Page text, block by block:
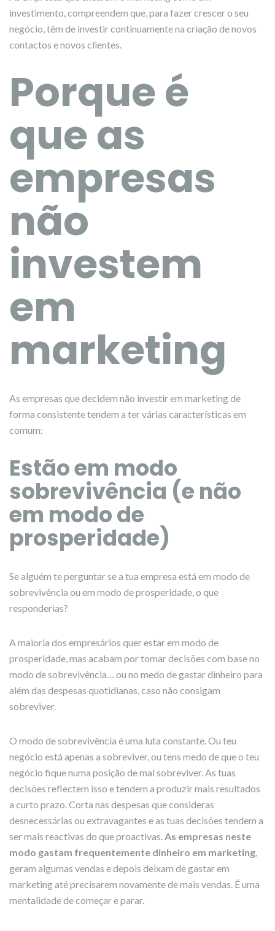
investimento, compreendem que, para fazer crescer o seu
negócio, têm de investir continuamente na criação de novos
contactos e novos clientes.
Porque é
que as
empresas
não
investem
em
marketing
As empresas que decidem não investir em marketing de
forma consistente tendem a ter várias características em
comum:
Estão em modo
sobrevivência (e não
em modo de
prosperidade)
Se alguém te perguntar se a tua empresa está em modo de
sobrevivência ou em modo de prosperidade, o que
responderias?
A maioria dos empresários quer estar em modo de
prosperidade, mas acabam por tomar decisões com base no
modo de sobrevivência… ou no medo de gastar dinheiro para
além das despesas quotidianas, caso não consigam
sobreviver.
O modo de sobrevivência é uma luta constante. Ou teu
negócio está apenas a sobreviver, ou tens medo de que o teu
negócio fique numa posição de mal sobreviver. As tuas
decisões reflectem isso e tendem a produzir mais resultados
a curto prazo. Corta nas despesas que consideras
desnecessárias ou extravagantes e as tuas decisões tendem a
ser mais reactivas do que proactivas.As empresas neste
modo gastam frequentemente dinheiro em marketing,
geram algumas vendas e depois deixam de gastar em
marketing até precisarem novamente de mais vendas. É uma
mentalidade de começar e parar.